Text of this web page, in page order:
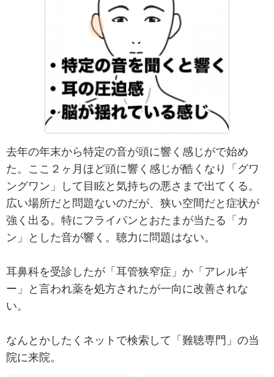
去年の年末から特定の音が頭に響く感じがで始め
た。ここ２ヶ月ほど頭に響く感じが酷くなり「グワ
ングワン」して目眩と気持ちの悪さまで出てくる。
広い場所だと問題ないのだが、狭い空間だと症状が
強く出る。特にフライパンとおたまが当たる「カ
ン」とした音が響く。聴力に問題はない。
耳鼻科を受診したが「耳管狭窄症」か「アレルギ
ー」と言われ薬を処方されたが一向に改善されな
い。
なんとかしたくネットで検索して「難聴専門」の当
院に来院。